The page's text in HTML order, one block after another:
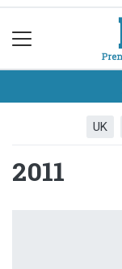
UK
2011